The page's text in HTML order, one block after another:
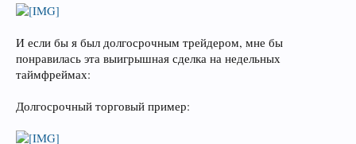
И если бы я был долгосрочным трейдером, мне бы
понравилась эта выигрышная сделка на недельных
таймфреймах:
Долгосрочный торговый пример: